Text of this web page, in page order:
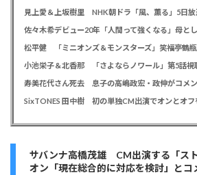
佐々木希デビュー20年「人間って強くなる」母と
小池栄子＆北香那 「さよならノワール」第5話視
サバンナ高橋茂雄 CM出演する「ス
オン「現在総合的に対応を検討」とコ